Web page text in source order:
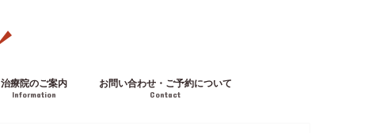
治療院のご案内
Information
お問い合わせ・ご予約について
Contact